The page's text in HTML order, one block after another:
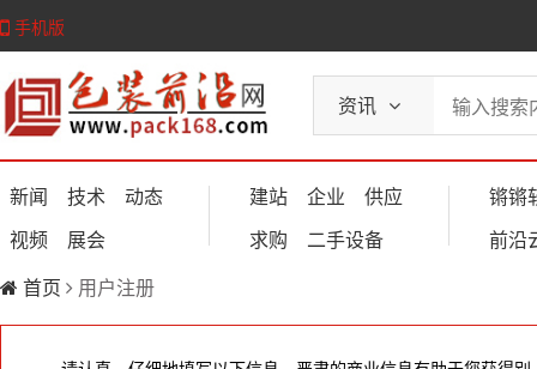
手机版
资讯
新闻 技术
动态
视频
展会
建站 企业
供应
求购
二手设备
锵锵
前沿
首页
用户注册